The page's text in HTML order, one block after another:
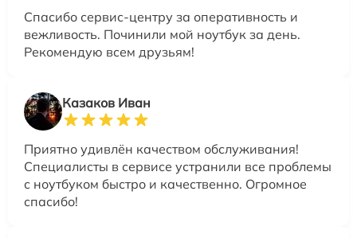
Спасибо сервис-центру за оперативность и
вежливость. Починили мой ноутбук за день.
Рекомендую всем друзьям!
Казаков Иван
Приятно удивлён качеством обслуживания!
Специалисты в сервисе устранили все проблемы
с ноутбуком быстро и качественно. Огромное
спасибо!